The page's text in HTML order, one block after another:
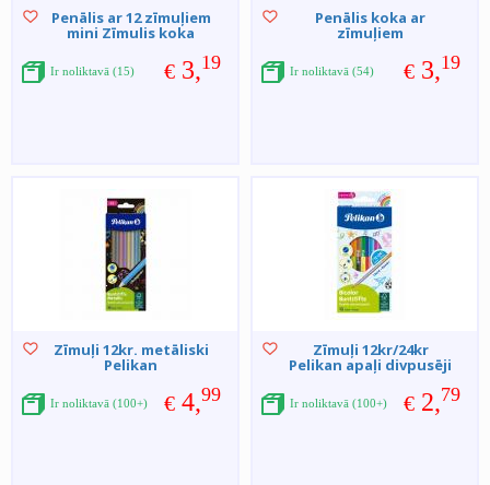
Penālis ar 12 zīmuļiem
mini Zīmulis koka
€ 3,19
Ir noliktavā (15)
Penālis koka ar
zīmuļiem
€ 3,19
Ir noliktavā (54)
Zīmuļi 12kr. metāliski
Pelikan
€ 4,99
Ir noliktavā (100+)
Zīmuļi 12kr/24kr
Pelikan apaļi divpusēji
€ 2,79
Ir noliktavā (100+)